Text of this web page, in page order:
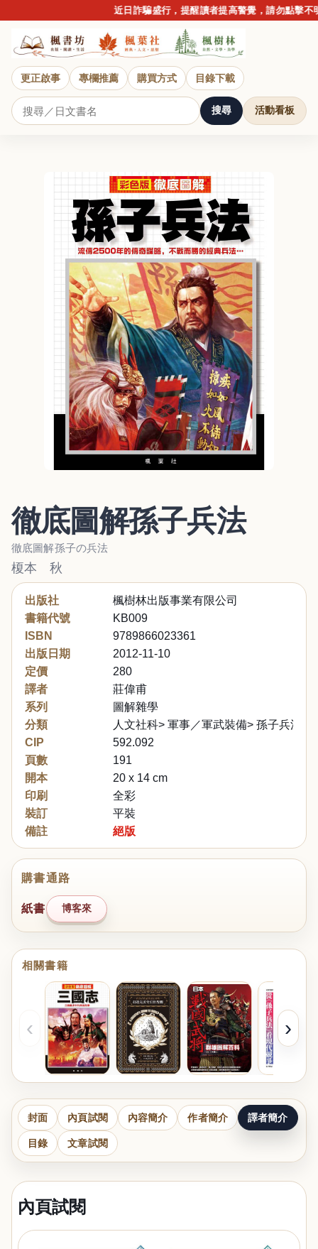
近日詐騙盛行，提醒讀者提高警覺，請勿點擊不明
更正啟事 專欄推薦 購買方式 目錄下載
搜尋 活動看板
徹底圖解孫子兵法
徹底圖解孫子の兵法
榎本 秋
出版社
楓樹林出版事業有限公司
書籍代號
KB009
ISBN
9789866023361
出版日期
2012-11-10
定價
280
譯者
莊偉甫
系列
圖解雜學
分類
人文社科> 軍事／軍武裝備> 孫子兵法與
CIP
592.092
頁數
191
開本
20 x 14 cm
印刷
全彩
裝訂
平裝
備註
絕版
購書通路
紙書 博客來
相關書籍
‹ ›
封面 內頁試閱 內容簡介 作者簡介 譯者簡介
目錄 文章試閱
內頁試閱